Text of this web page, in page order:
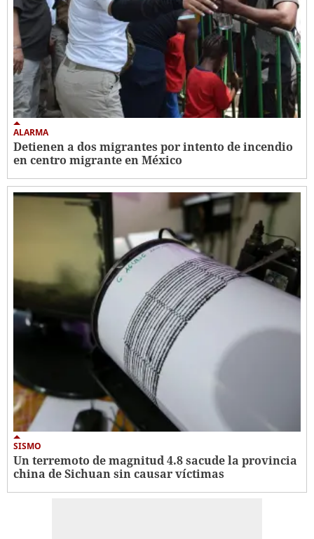
ALARMA
Detienen a dos migrantes por intento de incendio
en centro migrante en México
SISMO
Un terremoto de magnitud 4.8 sacude la provincia
china de Sichuan sin causar víctimas